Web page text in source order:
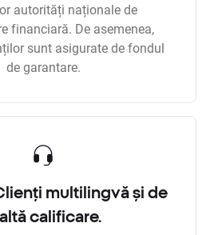
autorități naționale de
financiară. De asemenea,
sunt asigurate de fondul
de garantare.
multilingvă și de
calificare.